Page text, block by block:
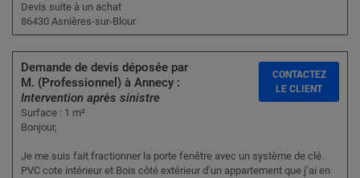
Devis suite à un achat
86430 Asnières-sur-Blour
Demande de devis déposée par
M. (Professionnel) à Annecy :
Intervention après sinistre
Surface : 1 m²
Bonjour,
Je me suis fait fractionner la porte fenêtre avec un système de clé.
PVC cote intérieur et Bois côté extérieur d’un appartement que j’ai en
CONTACTEZ
LE CLIENT